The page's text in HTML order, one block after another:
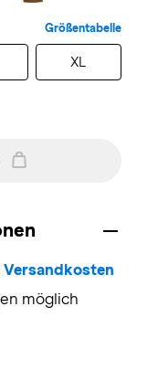
Größentabelle
XL
Versandkosten
möglich